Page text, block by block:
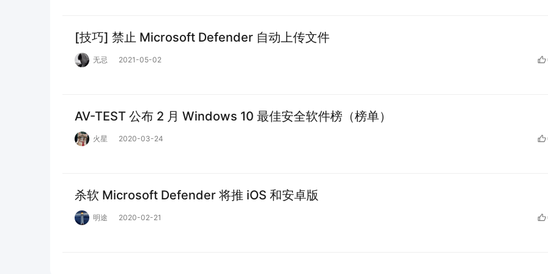
[技巧] 禁止 Microsoft Defender 自动上传文件
无忌 2021-05-02
AV-TEST 公布 2 月 Windows 10 最佳安全软件榜（榜单）
火星 2020-03-24
杀软 Microsoft Defender 将推 iOS 和安卓版
明途 2020-02-21